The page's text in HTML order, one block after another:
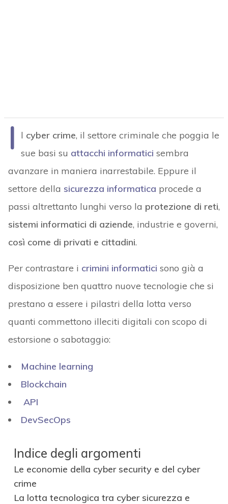
I l cyber crime, il settore criminale che poggia le
sue basi su attacchi informatici sembra
avanzare in maniera inarrestabile. Eppure il
settore della sicurezza informatica procede a
passi altrettanto lunghi verso la protezione di reti,
sistemi informatici di aziende, industrie e governi,
così come di privati e cittadini.
Per contrastare i crimini informatici sono già a
disposizione ben quattro nuove tecnologie che si
prestano a essere i pilastri della lotta verso
quanti commettono illeciti digitali con scopo di
estorsione o sabotaggio:
Machine learning
Blockchain
API
DevSecOps
Indice degli argomenti
Le economie della cyber security e del cyber
crime
La lotta tecnologica tra cyber sicurezza e